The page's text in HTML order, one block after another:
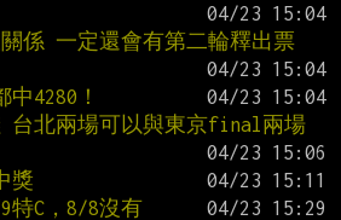
係 一定還會有第二輪釋出票
4280！
台北兩場可以與東京final兩場
獎
特C，8/8沒有